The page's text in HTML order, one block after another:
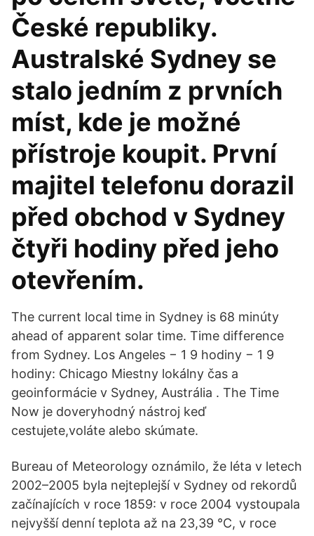
České republiky.
Australské Sydney se
stalo jedním z prvních
míst, kde je možné
přístroje koupit. První
majitel telefonu dorazil
před obchod v Sydney
čtyři hodiny před jeho
otevřením.
The current local time in Sydney is 68 minúty
ahead of apparent solar time. Time difference
from Sydney. Los Angeles − 1 9 hodiny − 1 9
hodiny: Chicago Miestny lokálny čas a
geoinformácie v Sydney, Austrália . The Time
Now je doveryhodný nástroj keď
cestujete,voláte alebo skúmate.
Bureau of Meteorology oznámilo, že léta v letech
2002–2005 byla nejteplejší v Sydney od rekordů
začínajících v roce 1859: v roce 2004 vystoupala
nejvyšší denní teplota až na 23,39 °C, v roce